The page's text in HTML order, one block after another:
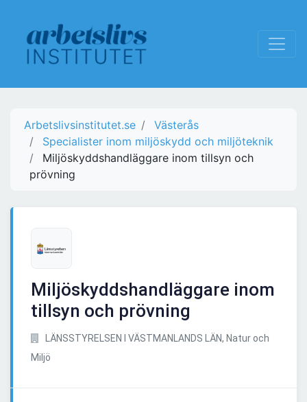
Arbetslivsinstitutet.se
Västerås
Specialister inom miljöskydd och miljöteknik
Miljöskyddshandläggare inom tillsyn och
prövning
Miljöskyddshandläggare inom
tillsyn och prövning
LÄNSSTYRELSEN I VÄSTMANLANDS LÄN, Natur och
Miljö